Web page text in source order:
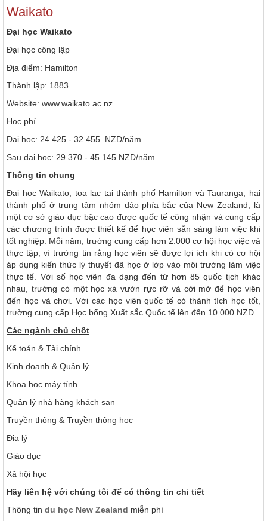
Waikato
Đại học Waikato
Đại học công lập
Địa điểm: Hamilton
Thành lập: 1883
Website: www.waikato.ac.nz
Học phí
Đại học: 24.425 - 32.455 NZD/năm
Sau đại học: 29.370 - 45.145 NZD/năm
Thông tin chung
Đại học Waikato, tọa lạc tại thành phố Hamilton và Tauranga, hai
thành phố ở trung tâm nhóm đảo phía bắc của New Zealand, là
một cơ sở giáo dục bậc cao được quốc tế công nhận và cung cấp
các chương trình được thiết kế để học viên sẵn sàng làm việc khi
tốt nghiệp. Mỗi năm, trường cung cấp hơn 2.000 cơ hội học việc và
thực tập, vì trường tin rằng học viên sẽ được lợi ích khi có cơ hội
áp dụng kiến thức lý thuyết đã học ở lớp vào môi trường làm việc
thực tế. Với số học viên đa dạng đến từ hơn 85 quốc tịch khác
nhau, trường có một học xá vườn rực rỡ và cởi mở để học viên
đến học và chơi. Với các học viên quốc tế có thành tích học tốt,
trường cung cấp Học bổng Xuất sắc Quốc tế lên đến 10.000 NZD.
Các ngành chủ chốt
Kế toán & Tài chính
Kinh doanh & Quản lý
Khoa học máy tính
Quản lý nhà hàng khách sạn
Truyền thông & Truyền thông học
Địa lý
Giáo dục
Xã hội học
Hãy liên hệ với chúng tôi để có thông tin chi tiết
Thông tin du học New Zealand miễn phí